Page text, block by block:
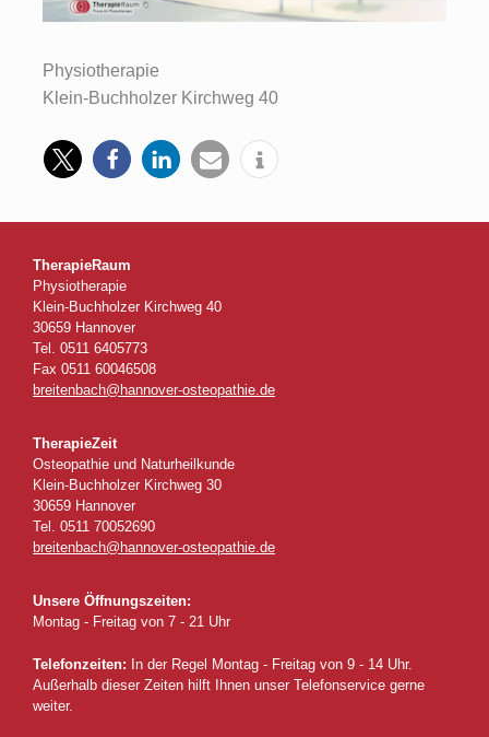
Physiotherapie
Klein-Buchholzer Kirchweg 40
TherapieRaum
Physiotherapie
Klein-Buchholzer Kirchweg 40
30659 Hannover
Tel. 0511 6405773
Fax 0511 60046508
breitenbach@hannover-osteopathie.de
TherapieZeit
Osteopathie und Naturheilkunde
Klein-Buchholzer Kirchweg 30
30659 Hannover
Tel. 0511 70052690
breitenbach@hannover-osteopathie.de
Unsere Öffnungszeiten:
Montag - Freitag von 7 - 21 Uhr
Telefonzeiten: In der Regel Montag - Freitag von 9 - 14 Uhr.
Außerhalb dieser Zeiten hilft Ihnen unser Telefonservice gerne
weiter.